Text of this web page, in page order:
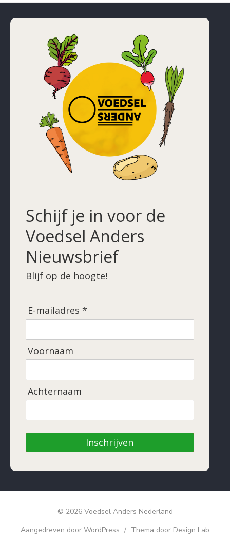
Schijf je in voor de
Voedsel Anders
Nieuwsbrief
Blijf op de hoogte!
E-mailadres *
Voornaam
Achternaam
Inschrijven
© 2026 Voedsel Anders Nederland
Aangedreven door WordPress / Thema door Design Lab